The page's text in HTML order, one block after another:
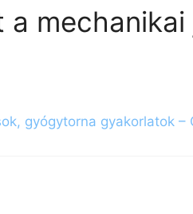
mechanikai
gyógytorna gyakorlatok –